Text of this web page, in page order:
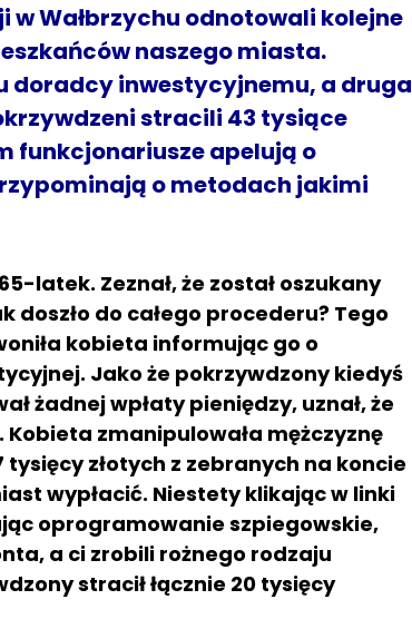
Wałbrzychu odnotowali kolejne
naszego miasta.
doradcy inwestycyjnemu, a druga
stracili 43 tysiące
funkcjonariusze apelują o
o metodach jakimi
latek. Zeznał, że został oszukany
doszło do całego procederu? Tego
kobieta informując go o
Jako że pokrzywdzony kiedyś
żadnej wpłaty pieniędzy, uznał, że
zmanipulowała mężczyznę
złotych z zebranych na koncie
wypłacić. Niestety klikając w linki
oprogramowanie szpiegowskie,
a ci zrobili rożnego rodzaju
stracił łącznie 20 tysięcy